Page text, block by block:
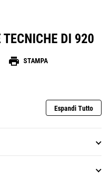
DI 920
print STAMPA
Espandi Tutto